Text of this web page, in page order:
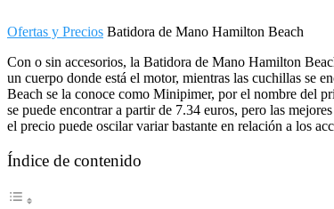
Ofertas y Precios Batidora de Mano Hamilton Beach
Con o sin accesorios, la Batidora de Mano Hamilton
un cuerpo donde está el motor, mientras las cuchillas se
Beach se la conoce como Minipimer, por el nombre del
se puede encontrar a partir de 7.34 euros, pero las
el precio puede oscilar variar bastante en relación a los
Índice de contenido